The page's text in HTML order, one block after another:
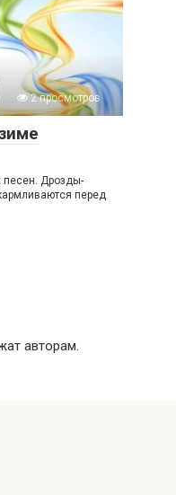
2 просмотров
песен. Дрозды-
перед
авторам.